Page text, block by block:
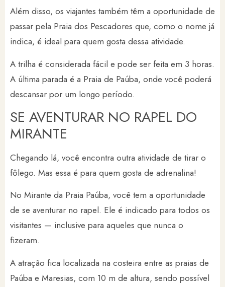
Além disso, os viajantes também têm a oportunidade de
passar pela Praia dos Pescadores que, como o nome já
indica, é ideal para quem gosta dessa atividade.
A trilha é considerada fácil e pode ser feita em 3 horas.
A última parada é a Praia de Paúba, onde você poderá
descansar por um longo período.
SE AVENTURAR NO RAPEL DO
MIRANTE
Chegando lá, você encontra outra atividade de tirar o
fôlego. Mas essa é para quem gosta de adrenalina!
No Mirante da Praia Paúba, você tem a oportunidade
de se aventurar no rapel. Ele é indicado para todos os
visitantes — inclusive para aqueles que nunca o
fizeram.
A atração fica localizada na costeira entre as praias de
Paúba e Maresias, com 10 m de altura, sendo possível